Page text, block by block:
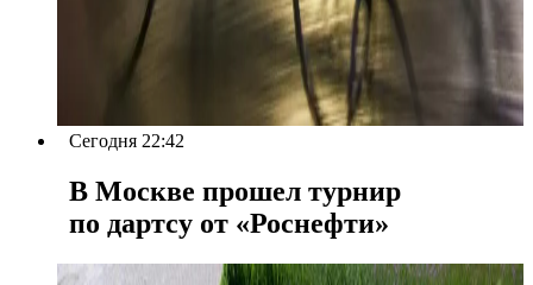
Сегодня 22:42
В Москве прошел турнир
по дартсу от «Роснефти»